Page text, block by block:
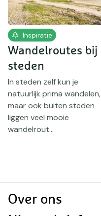
Inspiratie
Wandelroutes bij
steden
In steden zelf kun je
natuurlijk prima wandelen,
maar ook buiten steden
liggen veel mooie
wandelrout...
Doormat
Over ons